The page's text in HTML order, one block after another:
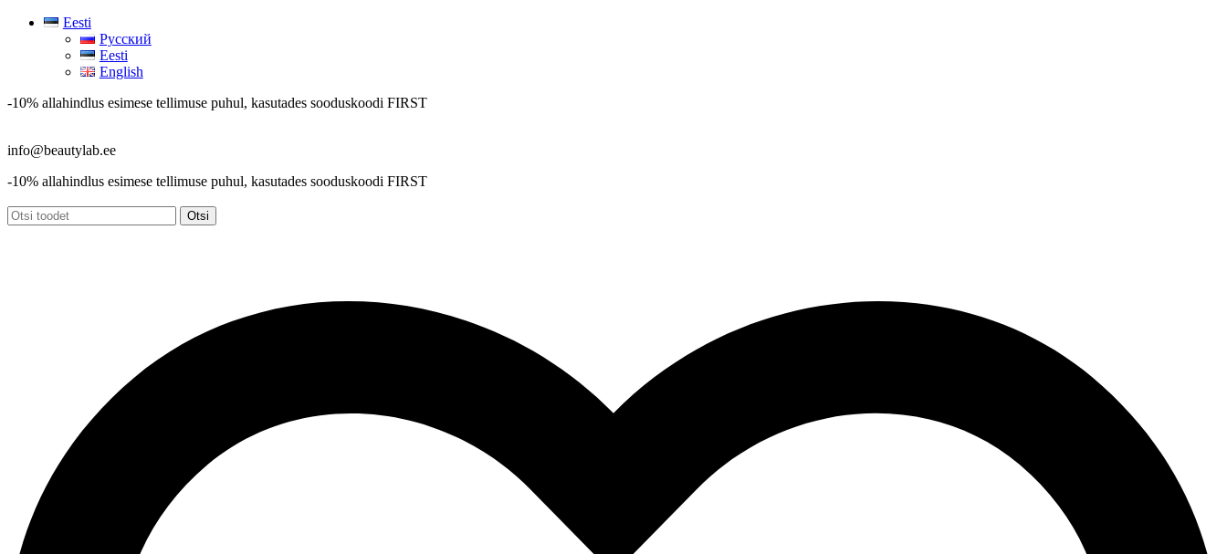
Eesti
Русский
Eesti
English
-10% allahindlus esimese tellimuse puhul, kasutades sooduskoodi FIRST
info@beautylab.ee
-10% allahindlus esimese tellimuse puhul, kasutades sooduskoodi FIRST
Otsi